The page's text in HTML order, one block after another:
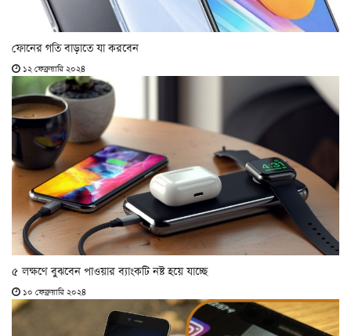
ফোনের গতি বাড়াতে যা করবেন
১২ ফেব্রুয়ারি ২০২৪
৫ লক্ষণে বুঝবেন পাওয়ার ব্যাংকটি নষ্ট হয়ে যাচ্ছে
১০ ফেব্রুয়ারি ২০২৪